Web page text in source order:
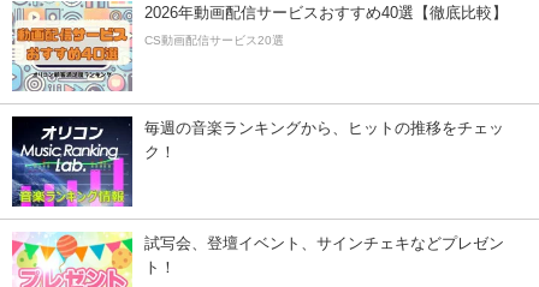
2026年動画配信サービスおすすめ40選【徹底比較】
CS動画配信サービス20選
毎週の音楽ランキングから、ヒットの推移をチェッ
ク！
試写会、登壇イベント、サインチェキなどプレゼン
ト！